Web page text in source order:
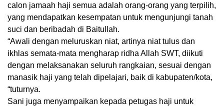
calon jamaah haji semua adalah orang-orang yang terpilih,
yang mendapatkan kesempatan untuk mengunjungi tanah
suci dan beribadah di Baitullah.
“Awali dengan meluruskan niat, artinya niat tulus dan
ikhlas semata-mata mengharap ridha Allah SWT, diikuti
dengan melaksanakan seluruh rangkaian, sesuai dengan
manasik haji yang telah dipelajari, baik di kabupaten/kota,
“tuturnya.
Sani juga menyampaikan kepada petugas haji untuk